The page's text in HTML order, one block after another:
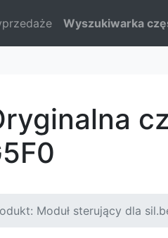
Wyszukiwarka
Moduł sterujący dla